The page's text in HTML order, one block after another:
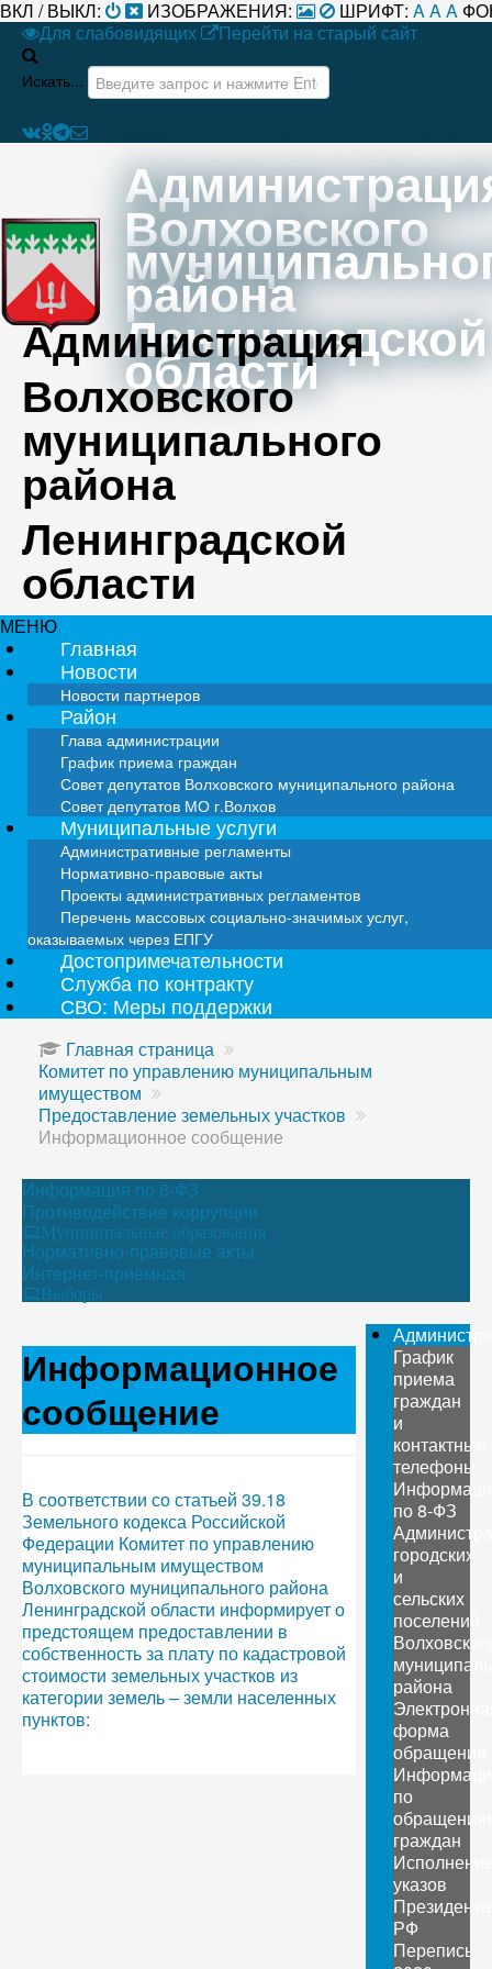
ВКЛ / ВЫКЛ: ИЗОБРАЖЕНИЯ: ШРИФТ: AAA
Для слабовидящих
Перейти на старый сайт
Искать...
Волховского
района
Ленинградской
области
Администрация
Волховского
муниципального
района
Ленинградской
области
МЕНЮ
Главная
Новости
Новости партнеров
Район
Глава администрации
График приема граждан
Совет депутатов Волховского муниципального района
Совет депутатов МО г.Волхов
Муниципальные услуги
Административные регламенты
Нормативно-правовые акты
Проекты административных регламентов
Перечень массовых социально-значимых услуг,
оказываемых через ЕПГУ
Достопримечательности
Служба по контракту
СВО: Меры поддержки
Главная страница
Комитет по управлению муниципальным
имуществом
Предоставление земельных участков
Информационное сообщение
Информация по 8-ФЗ
Противодействие коррупции
Муниципальные образования
Нормативно-правовые акты
Интернет-приёмная
Выборы
Информационное
сообщение
В соответствии со статьей 39.18
Земельного кодекса Российской
Федерации Комитет по управлению
муниципальным имуществом
Волховского муниципального района
Ленинградской области информирует о
предстоящем предоставлении в
собственность за плату по кадастровой
стоимости земельных участков из
категории земель – земли населенных
пунктов:
График
приема
граждан
и
контактные
телефоны
по 8-ФЗ
городских
и
сельских
поселений
района
форма
обращений
по
граждан
указов
Президента
РФ
Перепись